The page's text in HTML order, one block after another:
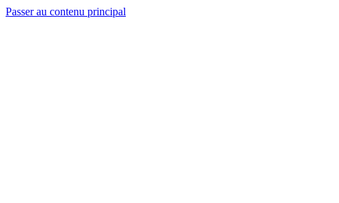
Passer au contenu principal